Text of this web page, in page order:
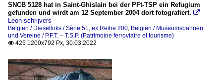
SNCB 5128 hat in Saint-Ghislain bei der PFt-TSP ein Refugium
gefunden und wirdt am 12 September 2004 dort fotografiert. 
Leon schrijvers
Belgien / Dieselloks / Série 51, ex Reihe 200, Belgien / Museumsbahnen
und Vereine / P.F.T. – T.S.P. (Patrimoine ferroviaire et tourisme)
 425 1200x792 Px, 30.03.2022